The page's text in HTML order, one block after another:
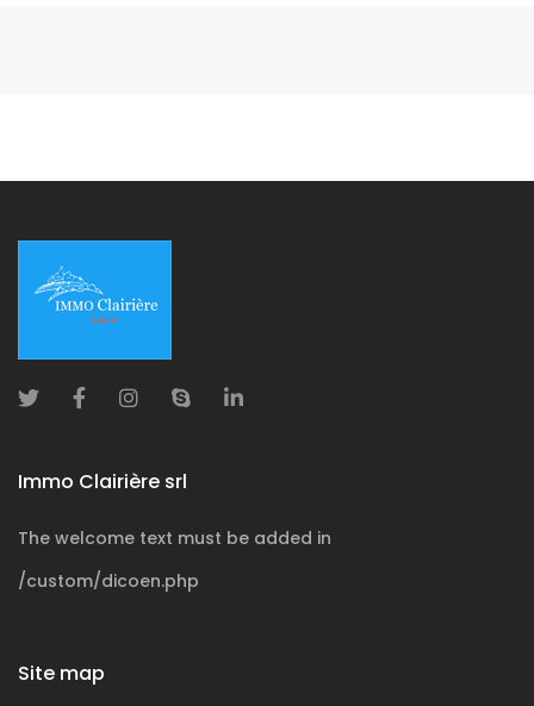
Immo Clairière srl
The welcome text must be added in
/custom/dicoen.php
Site map